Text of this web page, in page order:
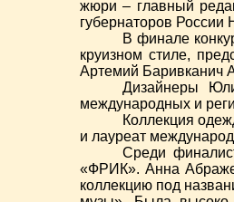
жюри – главный
губернаторов
В финале
круизном стиле,
Артемий Баривканич
Дизайнеры
международных и
Коллекция
и лауреат
Среди
«ФРИК». Анна
коллекцию под